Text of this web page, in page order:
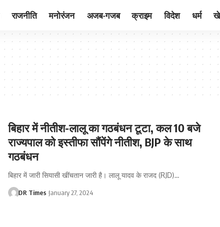
राजनीति मनोरंजन अजब-गजब क्राइम विदेश धर्म
बिहार में नीतीश-लालू का गठबंधन टूटा, कल 10 बजे
राज्यपाल को इस्तीफा सौंपेंगे नीतीश, BJP के साथ
गठबंधन
बिहार में जारी सियासी खींचतान जारी है। लालू यादव के राजद (RJD)…
DR Times January 27, 2024